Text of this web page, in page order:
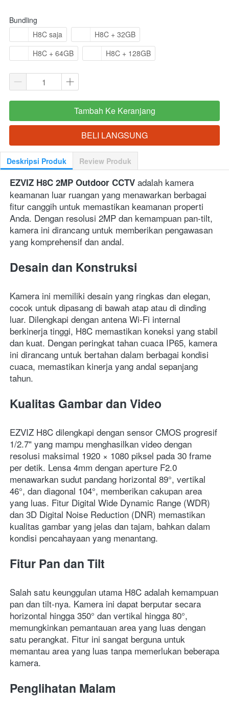
Bundling
H8C saja
H8C + 32GB
H8C + 64GB
H8C + 128GB
`
Tambah Ke Keranjang
`BELI LANGSUNG
Deskripsi Produk Review Produk
EZVIZ H8C 2MP Outdoor CCTV adalah kamera
keamanan luar ruangan yang menawarkan berbagai
fitur canggih untuk memastikan keamanan properti
Anda. Dengan resolusi 2MP dan kemampuan pan-tilt,
kamera ini dirancang untuk memberikan pengawasan
yang komprehensif dan andal.
Desain dan Konstruksi
Kamera ini memiliki desain yang ringkas dan elegan,
cocok untuk dipasang di bawah atap atau di dinding
luar. Dilengkapi dengan antena Wi-Fi internal
berkinerja tinggi, H8C memastikan koneksi yang stabil
dan kuat. Dengan peringkat tahan cuaca IP65, kamera
ini dirancang untuk bertahan dalam berbagai kondisi
cuaca, memastikan kinerja yang andal sepanjang
tahun.
Kualitas Gambar dan Video
EZVIZ H8C dilengkapi dengan sensor CMOS progresif
1/2.7" yang mampu menghasilkan video dengan
resolusi maksimal 1920 × 1080 piksel pada 30 frame
per detik. Lensa 4mm dengan aperture F2.0
menawarkan sudut pandang horizontal 89°, vertikal
46°, dan diagonal 104°, memberikan cakupan area
yang luas. Fitur Digital Wide Dynamic Range (WDR)
dan 3D Digital Noise Reduction (DNR) memastikan
kualitas gambar yang jelas dan tajam, bahkan dalam
kondisi pencahayaan yang menantang.
Fitur Pan dan Tilt
Salah satu keunggulan utama H8C adalah kemampuan
pan dan tilt-nya. Kamera ini dapat berputar secara
horizontal hingga 350° dan vertikal hingga 80°,
memungkinkan pemantauan area yang luas dengan
satu perangkat. Fitur ini sangat berguna untuk
memantau area yang luas tanpa memerlukan beberapa
kamera.
Penglihatan Malam